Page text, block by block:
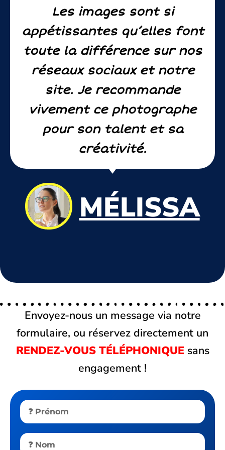
Les images sont si
appétissantes qu’elles font
toute la différence sur nos
réseaux sociaux et notre
site. Je recommande
vivement ce photographe
pour son talent et sa
créativité.
MÉLISSA
Envoyez-nous un message via notre
formulaire, ou réservez directement un
RENDEZ-VOUS TÉLÉPHONIQUE sans
engagement !